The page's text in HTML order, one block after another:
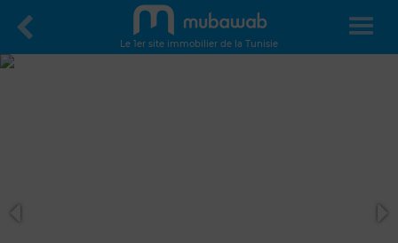
Le 1er site immobilier de la Tunisie